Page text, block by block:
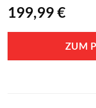
199,99 €
ZUM